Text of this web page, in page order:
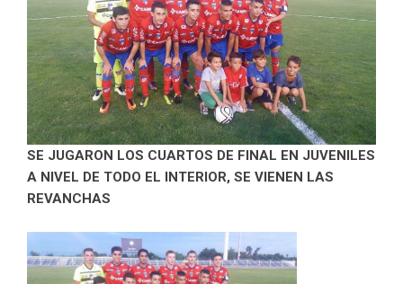
SE JUGARON LOS CUARTOS DE FINAL EN JUVENILES
A NIVEL DE TODO EL INTERIOR, SE VIENEN LAS
REVANCHAS